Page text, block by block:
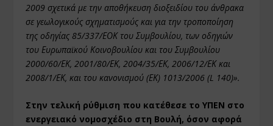
2009 σχετικά με την αποθήκευση διοξειδίου του άνθρακα
σε γεωλογικούς σχηματισμούς και για την τροποποίηση
της οδηγίας 85/337/ΕΟΚ του Συμβουλίου, των οδηγιών
του Ευρωπαϊκού Κοινοβουλίου και του Συμβουλίου
2000/60/ΕΚ, 2001/80/ΕΚ, 2004/35/ΕΚ, 2006/12/ΕΚ και
2008/1/ΕΚ, και του κανονισμού (ΕΚ) 1013/2006 (L 140)».
Στην τελική ρύθμιση που κατέθεσε το ΥΠΕΝ στο
ενεργειακό νομοσχέδιο στη Βουλή, όσον αφορά